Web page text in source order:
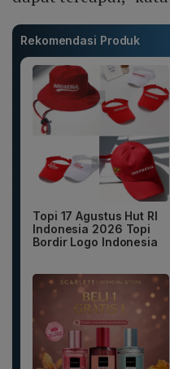
Rekomendasi Produk
Topi 17 Agustus Hut RI
Indonesia 2026 Topi
Bordir Logo Indonesia